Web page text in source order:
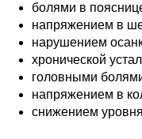
болями в
напряжением в
нарушением
хронической
головными
напряжением в
снижением